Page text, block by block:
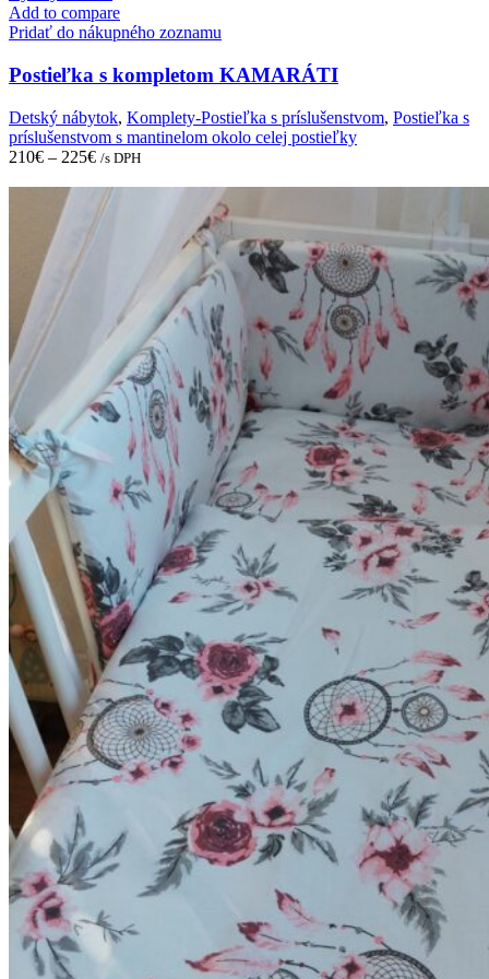
has
multiple
The
options
may
be
chosen
on
the
Add to compare
Pridať do nákupného zoznamu
Postieľka s kompletom KAMARÁTI
Detský nábytok, Komplety-Postieľka s príslušenstvom, Postieľka s
príslušenstvom s mantinelom okolo celej postieľky
210€ – 225€ /s DPH